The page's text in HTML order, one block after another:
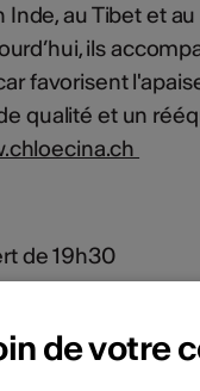
au Tibet et au
ils
favorisent
qualité et un
de 19h30
d'un parent).
de votre